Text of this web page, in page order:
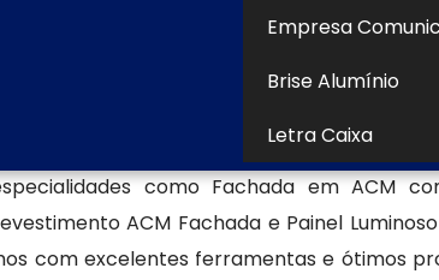
Empresa
Brise Alumínio
Letra Caixa
como objetivo proporcionar uma excelente
como Fachada em ACM
ACM Fachada e Painel
com excelentes ferramentas e ótimos